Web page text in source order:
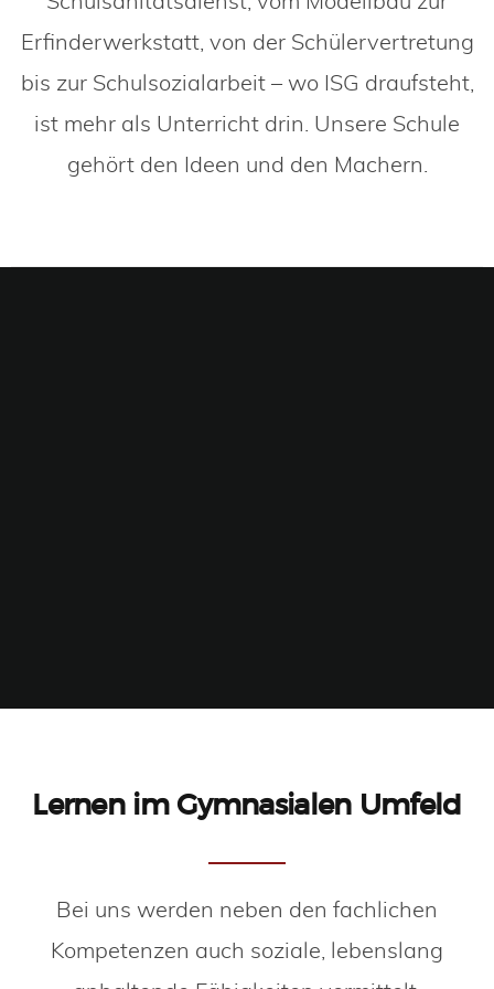
Erfinderwerkstatt, von der Schülervertretung
bis zur Schulsozialarbeit – wo ISG draufsteht,
ist mehr als Unterricht drin. Unsere Schule
gehört den Ideen und den Machern.
Lernen im Gymnasialen Umfeld
Bei uns werden neben den fachlichen
Kompetenzen auch soziale, lebenslang